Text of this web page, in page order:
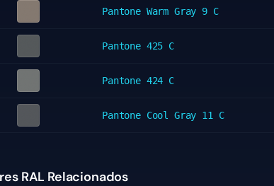
Pantone Warm Gray 9 C
Pantone 425 C
Pantone 424 C
Pantone Cool Gray 11 C
RAL Relacionados